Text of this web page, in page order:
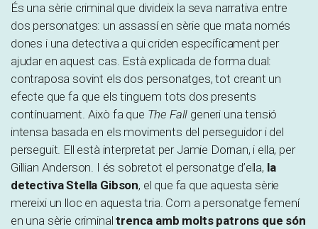
És una sèrie criminal que divideix la seva narrativa entre
dos personatges: un assassí en sèrie que mata només
dones i una detectiva a qui criden específicament per
ajudar en aquest cas. Està explicada de forma dual:
contraposa sovint els dos personatges, tot creant un
efecte que fa que els tinguem tots dos presents
contínuament. Això fa que The Fall generi una tensió
intensa basada en els moviments del perseguidor i del
perseguit. Ell està interpretat per Jamie Dornan, i ella, per
Gillian Anderson. I és sobretot el personatge d’ella, la
detectiva Stella Gibson, el que fa que aquesta sèrie
mereixi un lloc en aquesta tria. Com a personatge femení
en una sèrie criminaltrenca amb molts patrons que són